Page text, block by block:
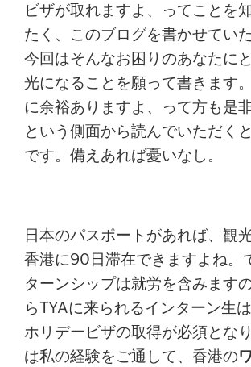
ビザが取れますよ、ってことを
たく、このブログを書かせてい
今回はそんなお困りのあなたに
光になることを願って書きます
に余裕ありますよ、って方も是
という側面から読んでいただく
です。備えあれば憂いなし。
日本のパスポートがあれば、観
香港に90日滞在できますよね。
ターンシップは就労を含みますの
らTYAに来られるインターン生
ホリデービザの取得が必須とな
は私の経験をご通して、香港の